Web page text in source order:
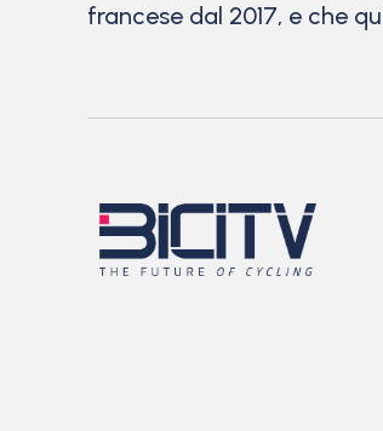
francese dal 2017, e che